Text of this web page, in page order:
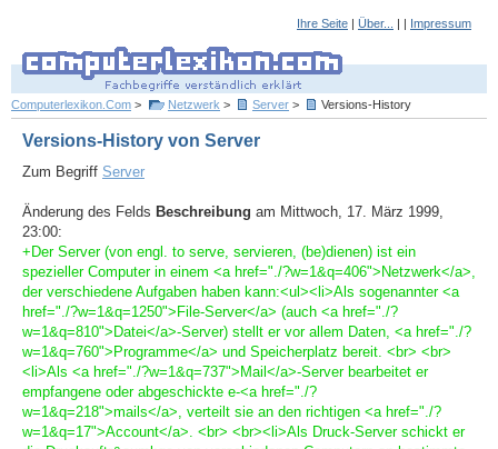
Ihre Seite | Über... | | Impressum
Computerlexikon.Com > Netzwerk > Server > Versions-History
Versions-History von Server
Zum Begriff Server
Änderung des Felds Beschreibung am Mittwoch, 17. März 1999,
23:00:
+Der Server (von engl. to serve, servieren, (be)dienen) ist ein
spezieller Computer in einem <a href="./?w=1&q=406">Netzwerk</a>,
der verschiedene Aufgaben haben kann:<ul><li>Als sogenannter <a
href="./?w=1&q=1250">File-Server</a> (auch <a href="./?
w=1&q=810">Datei</a>-Server) stellt er vor allem Daten, <a href="./?
w=1&q=760">Programme</a> und Speicherplatz bereit. <br> <br>
<li>Als <a href="./?w=1&q=737">Mail</a>-Server bearbeitet er
empfangene oder abgeschickte e-<a href="./?
w=1&q=218">mails</a>, verteilt sie an den richtigen <a href="./?
w=1&q=17">Account</a>. <br> <br><li>Als Druck-Server schickt er